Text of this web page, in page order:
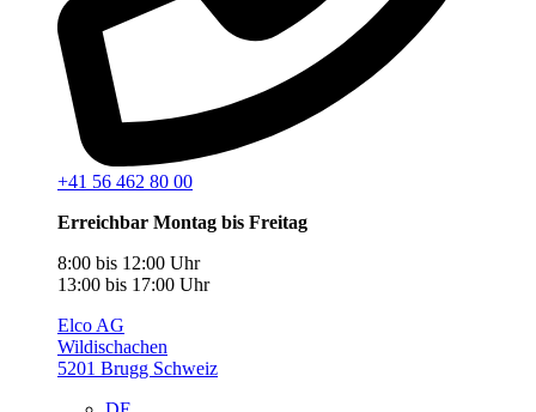
+41 56 462 80 00
Erreichbar Montag bis Freitag
8:00 bis 12:00 Uhr
13:00 bis 17:00 Uhr
Elco AG
Wildischachen
5201 Brugg Schweiz